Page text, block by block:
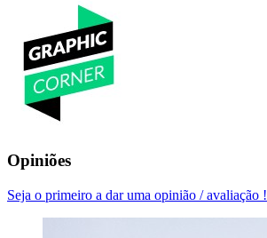
Opiniões
Seja o primeiro a dar uma opinião / avaliação !